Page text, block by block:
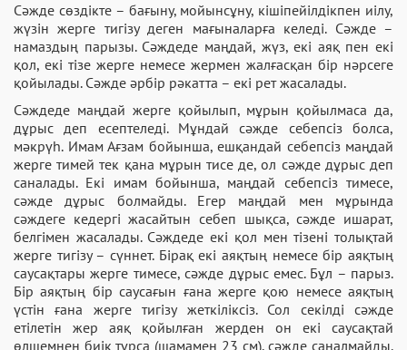
Сәжде сөздікте – бағыну, мойынсұну, кішіпейілдікпен иілу,
жүзін жерге тигізу деген мағыналарға келеді. Сәжде –
намаздың парызы. Сәждеде маңдай, жүз, екі аяқ пен екі
қол, екі тізе жерге немесе жермен жалғасқан бір нәрсеге
қойылады. Сәжде әрбір рәкатта – екі рет жасалады.
Сәждеде маңдай жерге қойылып, мұрын қойылмаса да,
дұрыс деп есептеледі. Мұндай сәжде себепсіз болса,
мәкрүһ. Имам Ағзам бойынша, ешқандай себепсіз маңдай
жерге тимей тек қана мұрын тисе де, ол сәжде дұрыс деп
саналады. Екі имам бойынша, маңдай себепсіз тимесе,
сәжде дұрыс болмайды. Егер маңдай мен мұрында
сәждеге кедергі жасайтын себеп шықса, сәжде ишарат,
белгімен жасалады. Сәждеде екі қол мен тізені толықтай
жерге тигізу – сүннет. Бірақ екі аяқтың немесе бір аяқтың
саусақтары жерге тимесе, сәжде дұрыс емес. Бұл – парыз.
Бір аяқтың бір саусағын ғана жерге қою немесе аяқтың
үстін ғана жерге тигізу жеткіліксіз. Сол секілді сәжде
етілетін жер аяқ қойылған жерден он екі саусақтай
өлшемнен биік тұрса (шамамен 23 см), сәжде саналмайды.